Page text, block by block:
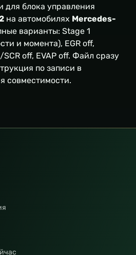
для блока управления
на автомобилях Mercedes-
варианты: Stage 1
и момента), EGR off,
off, EVAP off. Файл сразу
по записи в
совместимости.